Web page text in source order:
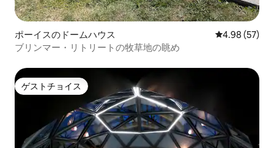
ポーイスのドームハウス レビュー57
4.98 (57)
ブリンマー・リトリートの牧草地の眺め
ゲストチョイス
ゲストチョイス